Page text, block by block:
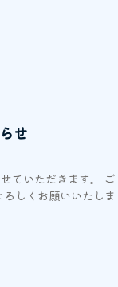
せ
ていただきます。 ご
しくお願いいたしま